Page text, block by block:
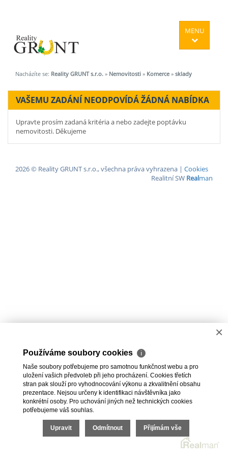
MENU
Nacházíte se: Reality GRUNT s.r.o. » Nemovitosti » Komerce » sklady
VAŠEMU ZADÁNÍ NEODPOVÍDÁ ŽÁDNÁ NABÍDKA
Upravte prosím zadaná kritéria a nebo zadejte poptávku
nemovitosti. Děkujeme
2026 © Reality GRUNT s.r.o., všechna práva vyhrazena | Cookies
Realitní SW Realman
×
Používáme soubory cookies ℹ
Naše soubory potřebujeme pro samotnou funkčnost webu a pro
uložení vašich předvoleb při jeho procházení. Cookies třetích
stran pak slouží pro vyhodnocování výkonu a zkvalitnění obsahu
prezentace. Nejsou určeny k identifikaci návštěvníka jako
konkrétní osoby. Pro uchování jiných než technických cookies
potřebujeme váš souhlas.
Upravit Odmítnout Přijímám vše